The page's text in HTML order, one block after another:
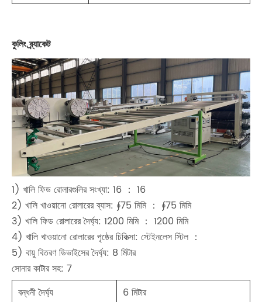
কুলিং ব্র্যাকেট
1) খালি ফিড রোলারগুলির সংখ্যা: 16 ： 16
2) খালি খাওয়ানো রোলারের ব্যাস: ∮75 মিমি ： ∮75 মিমি
3) খালি ফিড রোলারের দৈর্ঘ্য: 1200 মিমি ： 1200 মিমি
4) খালি খাওয়ানো রোলারের পৃষ্ঠের চিকিত্সা: স্টেইনলেস স্টিল ：
5) বায়ু বিতরণ ডিভাইসের দৈর্ঘ্য: 8 মিটার
সোনার কাটার সহ: 7
বন্ধনী দৈর্ঘ্য
6 মিটার